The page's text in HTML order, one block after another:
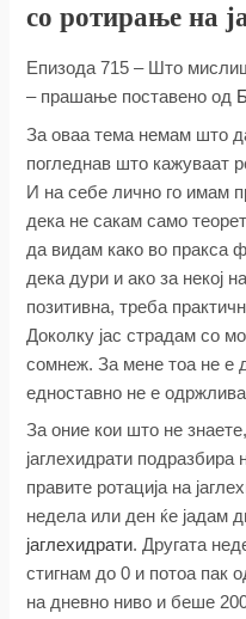
со ротирање на
Епизода 715 – Што
– прашање поставено од
За оваа тема немам што
погледнав што кажуваат
И на себе лично го имам
дека не сакам само
да видам како во пракса
дека дури и ако за некој
позитивна, треба
Доколку јас страдам со
сомнеж. За мене тоа не е
едноставно не е
За оние кои што не
јаглехидрати
правите ротација на
недела или ден ќе јадам
јаглехидрати. Другата
стигнам до 0 и потоа пак
на дневно ниво и беше